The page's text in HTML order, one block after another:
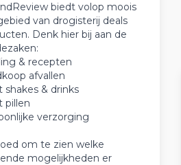
biedt volop moois
van drogisterij deals
Denk hier bij aan de
& recepten
afvallen
& drinks
pillen
verzorging
om te zien welke
mogelijkheden er